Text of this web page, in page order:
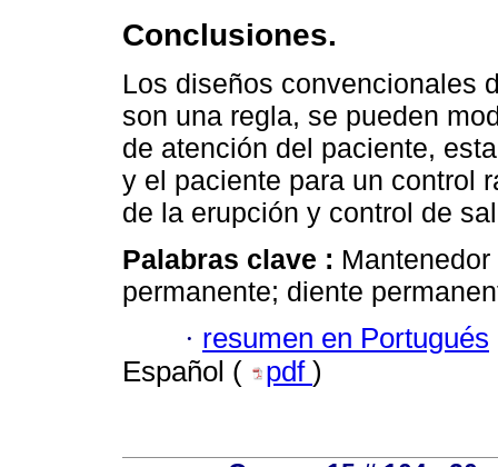
Conclusiones.
Los diseños convencionales
son una regla, se pueden
de atención del paciente,
y el paciente para un control
de la erupción y control de
Palabras clave :
permanente; diente
· resumen en Portugués
Español (
pdf )